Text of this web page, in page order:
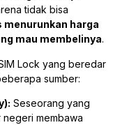
tidak bisa
menurunkan harga
mau membelinya.
Lock yang beredar
sumber:
Seseorang yang
membawa